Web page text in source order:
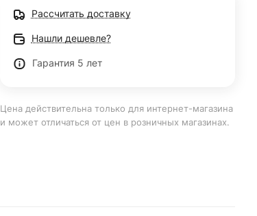
Рассчитать доставку
Нашли дешевле?
Гарантия 5 лет
Цена действительна только для интернет-магазина
и может отличаться от цен в розничных магазинах.